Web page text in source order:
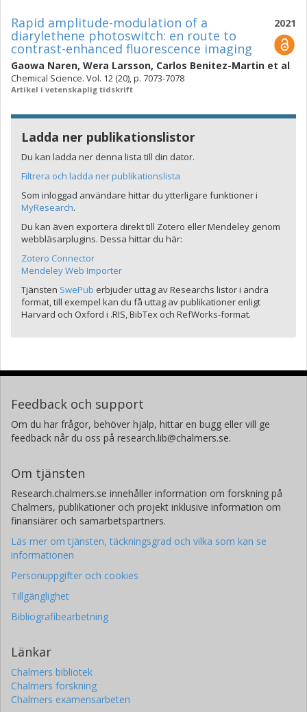
2021
Rapid amplitude-modulation of a
diarylethene photoswitch: en route to
contrast-enhanced fluorescence imaging
Gaowa Naren, Wera Larsson, Carlos Benitez-Martin et al
Chemical Science. Vol. 12 (20), p. 7073-7078
Artikel i vetenskaplig tidskrift
Ladda ner publikationslistor
Du kan ladda ner denna lista till din dator.
Filtrera och ladda ner publikationslista
Som inloggad användare hittar du ytterligare funktioner i
MyResearch.
Du kan även exportera direkt till Zotero eller Mendeley genom
webbläsarplugins. Dessa hittar du här:
Zotero Connector
Mendeley Web Importer
Tjänsten SwePub erbjuder uttag av Researchs listor i andra
format, till exempel kan du få uttag av publikationer enligt
Harvard och Oxford i .RIS, BibTex och RefWorks-format.
Feedback och support
Om du har frågor, behöver hjälp, hittar en bugg eller vill ge
feedback når du oss på research.lib@chalmers.se.
Om tjänsten
Research.chalmers.se innehåller information om forskning på
Chalmers, publikationer och projekt inklusive information om
finansiärer och samarbetspartners.
Läs mer om tjänsten, täckningsgrad och vilka som kan se
informationen
Personuppgifter och cookies
Tillgänglighet
Bibliografibearbetning
Länkar
Chalmers bibliotek
Chalmers forskning
Chalmers examensarbeten